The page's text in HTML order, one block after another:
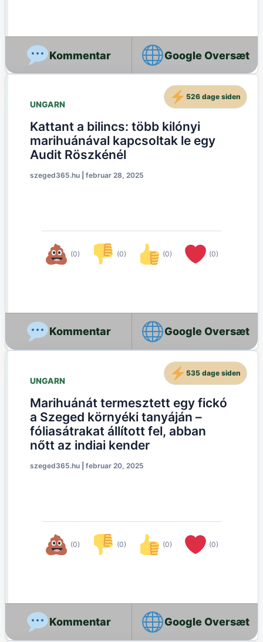
Google Oversæt
UNGARN
Kattant a bilincs: több kilónyi
marihuánával kapcsoltak le egy
Audit Röszkénél
szeged365.hu februar 28, 2025
(0) (0) (0) (0)
526 dage siden
Google Oversæt
UNGARN
Marihuánát termesztett egy fickó
a Szeged környéki tanyáján –
fóliasátrakat állított fel, abban
nőtt az indiai kender
szeged365.hu februar 20, 2025
(0) (0) (0) (0)
535 dage siden
Google Oversæt